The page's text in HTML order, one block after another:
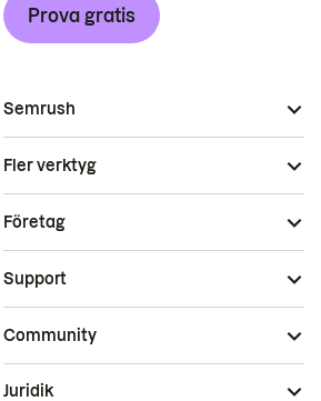
Prova gratis
Semrush
Fler verktyg
Företag
Support
Community
Juridik